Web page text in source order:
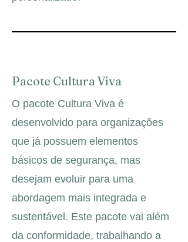
Pacote Cultura Viva
O pacote Cultura Viva é
desenvolvido para organizações
que já possuem elementos
básicos de segurança, mas
desejam evoluir para uma
abordagem mais integrada e
sustentável. Este pacote vai além
da conformidade, trabalhando a